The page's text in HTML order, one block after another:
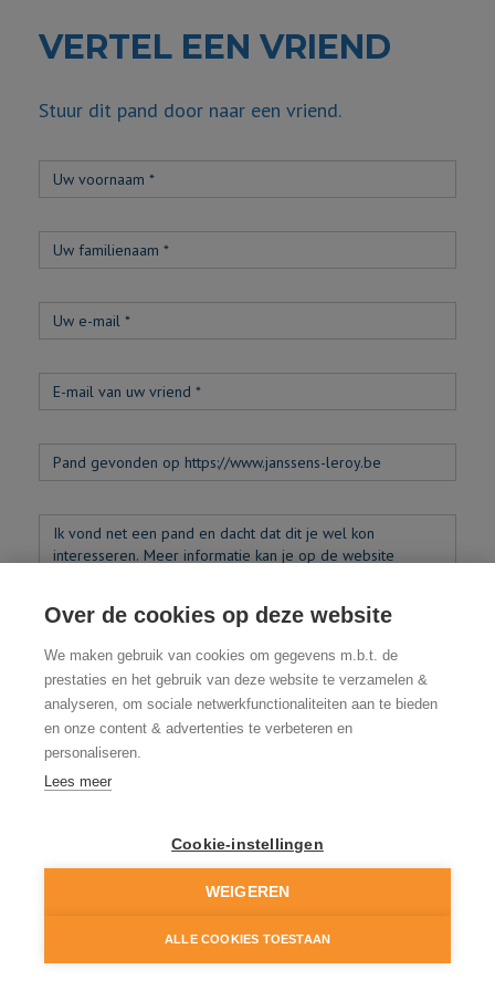
VERTEL EEN VRIEND
Stuur dit pand door naar een vriend.
Ik heb het privacybeleid van deze website
gelezen en ga hiermee akkoord.
Verplicht in te vullen
Over de cookies op deze website
We maken gebruik van cookies om gegevens m.b.t. de
prestaties en het gebruik van deze website te verzamelen &
analyseren, om sociale netwerkfunctionaliteiten aan te bieden
en onze content & advertenties te verbeteren en
personaliseren.
Lees meer
Cookie-instellingen
WEIGEREN
ALLE COOKIES TOESTAAN